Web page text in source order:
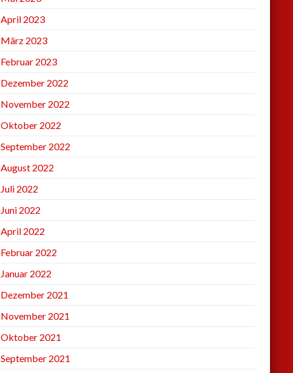
April 2023
März 2023
Februar 2023
Dezember 2022
November 2022
Oktober 2022
September 2022
August 2022
Juli 2022
Juni 2022
April 2022
Februar 2022
Januar 2022
Dezember 2021
November 2021
Oktober 2021
September 2021